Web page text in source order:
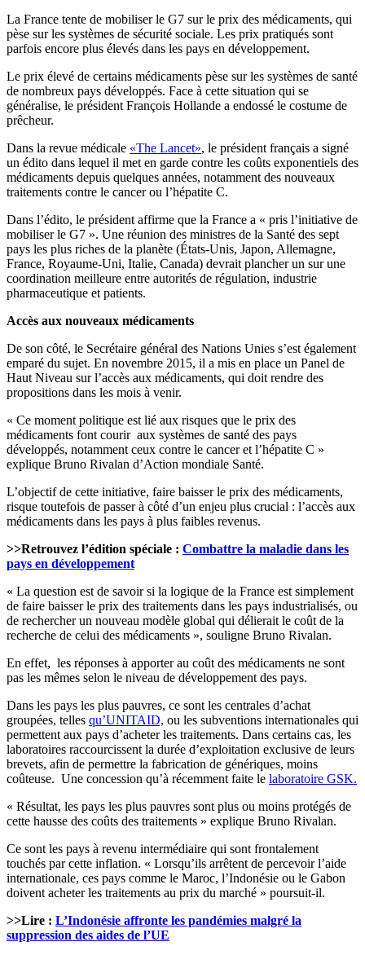
La France tente de mobiliser le G7 sur le prix des médicaments, qui
pèse sur les systèmes de sécurité sociale. Les prix pratiqués sont
parfois encore plus élevés dans les pays en développement.
Le prix élevé de certains médicaments pèse sur les systèmes de santé
de nombreux pays développés. Face à cette situation qui se
généralise, le président François Hollande a endossé le costume de
prêcheur.
Dans la revue médicale «The Lancet», le président français a signé
un édito dans lequel il met en garde contre les coûts exponentiels des
médicaments depuis quelques années, notamment des nouveaux
traitements contre le cancer ou l’hépatite C.
Dans l’édito, le président affirme que la France a « pris l’initiative de
mobiliser le G7 ». Une réunion des ministres de la Santé des sept
pays les plus riches de la planète (États-Unis, Japon, Allemagne,
France, Royaume-Uni, Italie, Canada) devrait plancher un sur une
coordination meilleure entre autorités de régulation, industrie
pharmaceutique et patients.
Accès aux nouveaux médicaments
De son côté, le Secrétaire général des Nations Unies s’est également
emparé du sujet. En novembre 2015, il a mis en place un Panel de
Haut Niveau sur l’accès aux médicaments, qui doit rendre des
propositions dans les mois à venir.
« Ce moment politique est lié aux risques que le prix des
médicaments font courir aux systèmes de santé des pays
développés, notamment ceux contre le cancer et l’hépatite C »
explique Bruno Rivalan d’Action mondiale Santé.
L’objectif de cette initiative, faire baisser le prix des médicaments,
risque toutefois de passer à côté d’un enjeu plus crucial : l’accès aux
médicaments dans les pays à plus faibles revenus.
>>Retrouvez l’édition spéciale : Combattre la maladie dans les
pays en développement
« La question est de savoir si la logique de la France est simplement
de faire baisser le prix des traitements dans les pays industrialisés, ou
de rechercher un nouveau modèle global qui délierait le coût de la
recherche de celui des médicaments », souligne Bruno Rivalan.
En effet, les réponses à apporter au coût des médicaments ne sont
pas les mêmes selon le niveau de développement des pays.
Dans les pays les plus pauvres, ce sont les centrales d’achat
groupées, telles qu’UNITAID, ou les subventions internationales qui
permettent aux pays d’acheter les traitements. Dans certains cas, les
laboratoires raccourcissent la durée d’exploitation exclusive de leurs
brevets, afin de permettre la fabrication de génériques, moins
coûteuse. Une concession qu’à récemment faite le laboratoire GSK.
« Résultat, les pays les plus pauvres sont plus ou moins protégés de
cette hausse des coûts des traitements » explique Bruno Rivalan.
Ce sont les pays à revenu intermédiaire qui sont frontalement
touchés par cette inflation. « Lorsqu’ils arrêtent de percevoir l’aide
internationale, ces pays comme le Maroc, l’Indonésie ou le Gabon
doivent acheter les traitements au prix du marché » poursuit-il.
>>Lire : L’Indonésie affronte les pandémies malgré la
suppression des aides de l’UE